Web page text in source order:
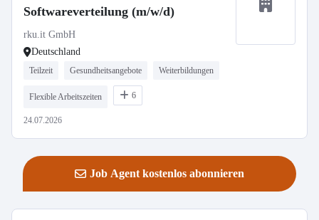
Softwareverteilung (m/w/d)
rku.it GmbH
Deutschland
Teilzeit Gesundheitsangebote Weiterbildungen
Flexible Arbeitszeiten 6
24.07.2026
Job Agent kostenlos abonnieren